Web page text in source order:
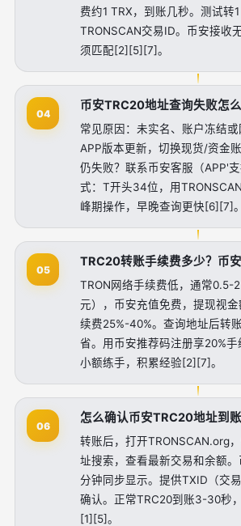
费约1 TRX，到账几秒。测试转
TRONSCAN交易ID。币安接收
须匹配[2][5][7]。
04
币安TRC20地址查询失败怎么
常见原因：未实名、账户冻结
APP版本更新，切换现货/资金
仍失败？联系币安客服（APP'
式：T开头34位，用
峰期操作，早晚查询更快[6][7]。
05
TRC20转账手续费多少？币安
TRON网络手续费低，通常0.5-
元），币安充值免费，提现视
续费25%-40%。查询地址后转
省。用币安推荐码注册享20%
小额练手，积累经验[2][7]。
06
怎么确认币安TRC20地址到账
转账后，打开TRONSCAN.org
址搜索，查看最新交易和余额
分钟同步显示。提供TXID（交
确认。正常TRC20到账3-30秒
[1][5]。